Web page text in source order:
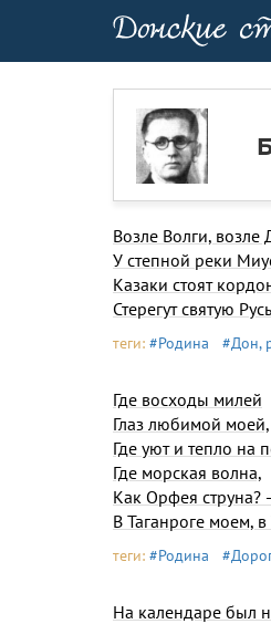
Возле Волги, возле
У степной реки
Казаки стоят
Стерегут святую
теги: #Родина #Дон,
Где восходы милей
Глаз любимой моей,
Где уют и тепло на
Где морская волна,
Как Орфея струна?
В Таганроге моем,
теги: #Родина
На календаре был